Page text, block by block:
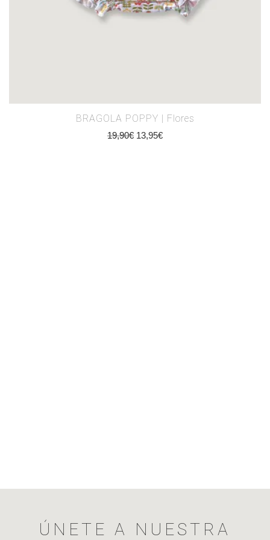
BRAGOLA POPPY | Flores
19,90€ 13,95€
ÚNETE A NUESTRA